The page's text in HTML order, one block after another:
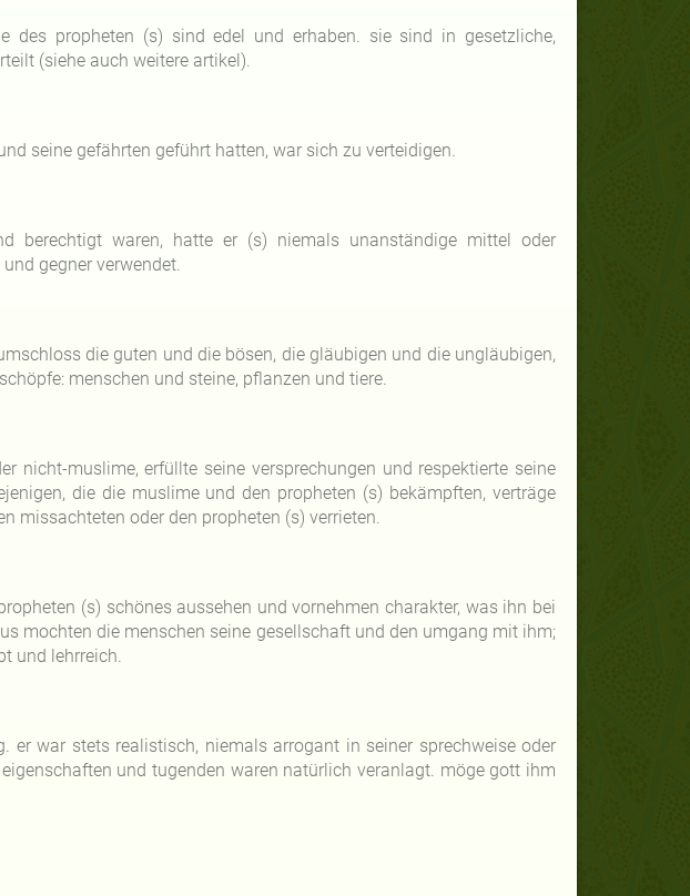
des propheten (s) sind edel und erhaben. sie sind in gesetzliche,
(siehe auch weitere artikel).
seine gefährten geführt hatten, war sich zu verteidigen.
berechtigt waren, hatte er (s) niemals unanständige mittel oder
gegner verwendet.
die guten und die bösen, die gläubigen und die ungläubigen,
menschen und steine, pflanzen und tiere.
nicht-muslime, erfüllte seine versprechungen und respektierte seine
die die muslime und den propheten (s) bekämpften, verträge
missachteten oder den propheten (s) verrieten.
(s) schönes aussehen und vornehmen charakter, was ihn bei
mochten die menschen seine gesellschaft und den umgang mit ihm;
und lehrreich.
er war stets realistisch, niemals arrogant in seiner sprechweise oder
und tugenden waren natürlich veranlagt. möge gott ihm